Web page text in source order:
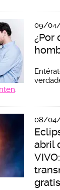
09/
¿Por
.
08/
abril